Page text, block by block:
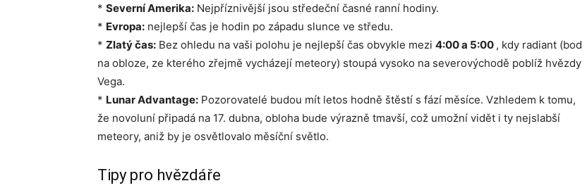
* Severní Amerika: Nejpříznivější jsou středeční časné ranní hodiny.
* Evropa: nejlepší čas je hodin po západu slunce ve středu.
* Zlatý čas: Bez ohledu na vaši polohu je nejlepší čas obvykle mezi 4:00 a 5:00 , kdy radiant (bod
na obloze, ze kterého zřejmě vycházejí meteory) stoupá vysoko na severovýchodě poblíž hvězdy
Vega.
* Lunar Advantage: Pozorovatelé budou mít letos hodně štěstí s fází měsíce. Vzhledem k tomu,
že novoluní připadá na 17. dubna, obloha bude výrazně tmavší, což umožní vidět i ty nejslabší
meteory, aniž by je osvětlovalo měsíční světlo.
Tipy pro hvězdáře